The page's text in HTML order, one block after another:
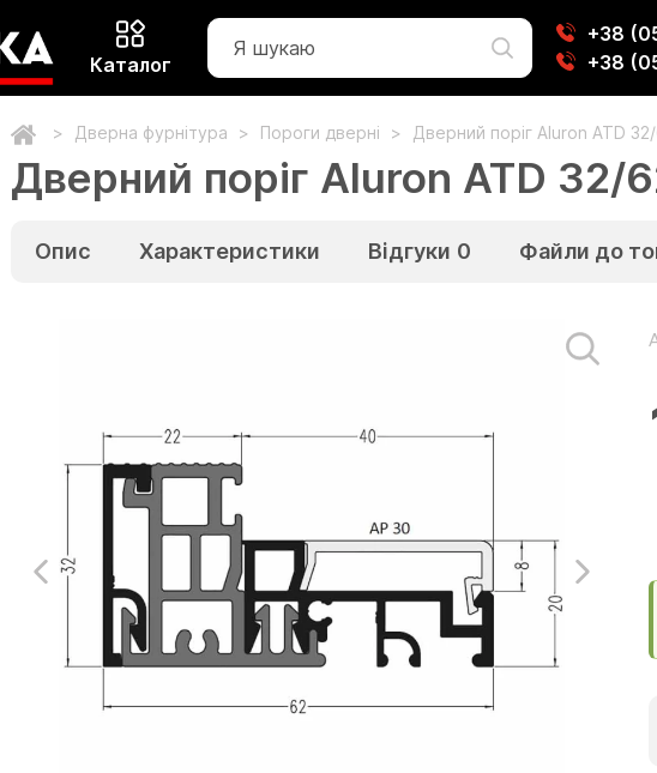
Каталог
+38
+38
Дверна фурнітура Пороги дверні Дверний поріг Aluron ATD
Дверний поріг Aluron ATD
Опис Характеристики Відгуки 0 Файли до